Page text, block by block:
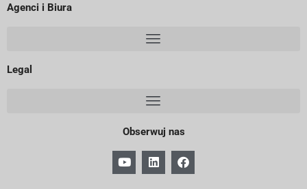
Agenci i Biura
Legal
Obserwuj nas